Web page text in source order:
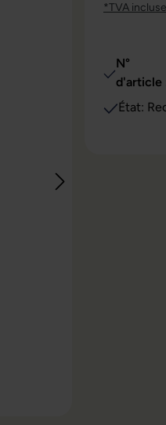
*TVA incluse
N°
d'article
État: